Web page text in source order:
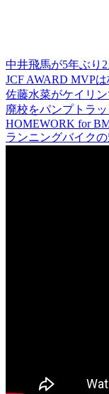
中井飛馬が5年ぶり
JCF AWARD MVP
佐藤水菜がケイリ
廃校をパンプトラ
HOMEWORK for
ランニングバイク